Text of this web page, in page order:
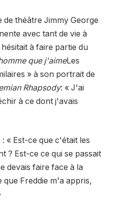
de théâtre Jimmy George
avec tant de vie à
à faire partie du
que j'aimeLes
» à son portrait de
Rhapsody: « J'ai
à ce dont j'avais
« Est-ce que c'était les
? Est-ce ce qui se passait
devais faire face à la
que Freddie m'a appris,